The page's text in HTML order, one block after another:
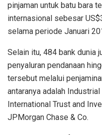
pinjaman untuk batu bara
internasional sebesar
selama periode Januari
Selain itu, 484 bank dunia
penyaluran pendanaan
tersebut melalui
antaranya adalah
International Trust and
JPMorgan Chase & Co.